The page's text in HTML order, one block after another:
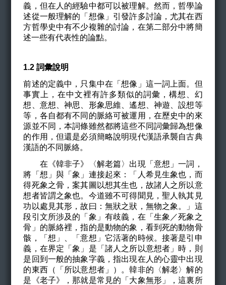
義，但在人的經驗中都可以被理解。然而，哲學論
述從一般理解的「想像」引發許多討論，尤其在西
方哲學史中有不少複雜的討論，在第二部分中將簡
述一些有代表性的論點。
1.2詞彙說明
前述的定義中，只集中在「想像」這一詞上面。但
事實上，在中文裡有許多類似的詞彙，構想、幻
想、意想、神思、形象思維、遙想、神遊、設想等
等，各自都有不同的脈絡可被運用，在歷史中的來
源並不同，本詞條雖然都將這些不同詞彙歸為想像
的作用，但還是必須簡略說明現代漢語承襲自古典
漢語的不同脈絡。
在《韓非子》
〈解老篇〉 出現「意想」一詞，
將「想」與「象」連接起來：「 人希見生象也，而
得死象之骨，案其圖以想其生也，故諸人之所以意
想者皆謂之象也。今道雖不可得聞見，聖人執其見
功以處見其形，故曰：無狀之狀，無物之象。」這
段引文所涉及的「象」有歧義，在「 生象／死象之
骨」的脈絡裡，指的是動物的象，看到死的動物骨
骸，「想」、「意想」它活著的時候。接著是引申
義，在界定「象」是「諸人之所以意想者」時，則
是回到一般的抽象字義，指出現在人的心靈中出現
的東西（「所以意想者」）。韓非的〈解老〉解的
是《老子》，那就是常見的「大象無形」，這裏所